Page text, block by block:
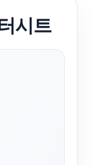
시트